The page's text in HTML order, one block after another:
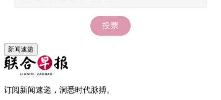
新闻速递
订阅新闻速递，洞悉时代脉搏。